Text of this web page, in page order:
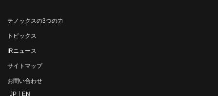
テノックスの3つの力
トピックス
IRニュース
サイトマップ
お問い合わせ
EN
JP